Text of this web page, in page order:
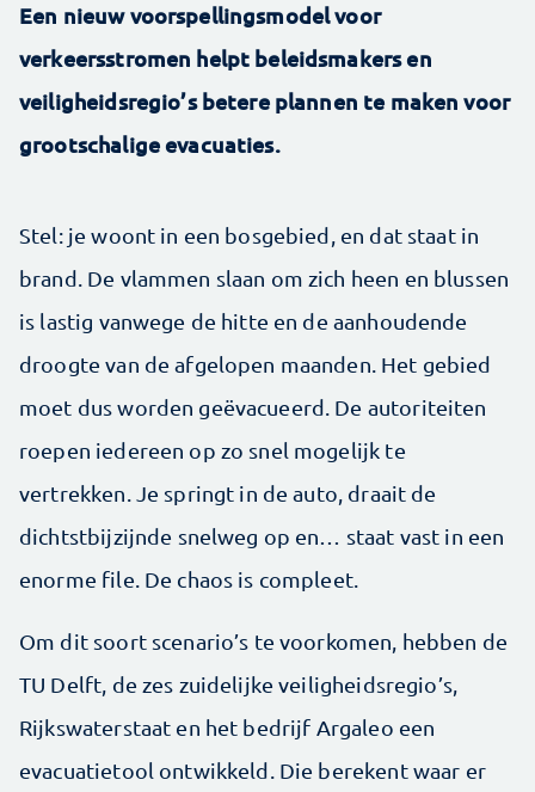
Een nieuw voorspellingsmodel voor
verkeersstromen helpt beleidsmakers en
veiligheidsregio’s betere plannen te maken voor
grootschalige evacuaties.
Stel: je woont in een bosgebied, en dat staat in
brand. De vlammen slaan om zich heen en blussen
is lastig vanwege de hitte en de aanhoudende
droogte van de afgelopen maanden. Het gebied
moet dus worden geëvacueerd. De autoriteiten
roepen iedereen op zo snel mogelijk te
vertrekken. Je springt in de auto, draait de
dichtstbijzijnde snelweg op en… staat vast in een
enorme file. De chaos is compleet.
Om dit soort scenario’s te voorkomen, hebben de
TU Delft, de zes zuidelijke veiligheidsregio’s,
Rijkswaterstaat en het bedrijf Argaleo een
evacuatietool ontwikkeld. Die berekent waar er